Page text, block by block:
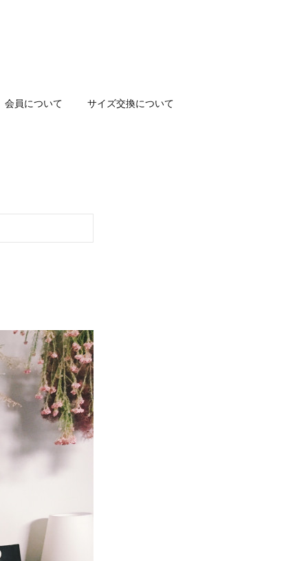
会員について サイズ交換について